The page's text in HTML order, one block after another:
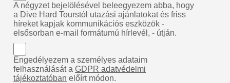
A négyzet bejelölésével beleegyezem abba, hogy
a Dive Hard Tourstól utazási ajánlatokat és friss
híreket kapjak kommunikációs eszközök -
elsősorban e-mail formátumú hírlevél, - útján.
Engedélyezem a személyes adataim
felhasználását aGDPR adatvédelmi
tájékoztatóban előírt módon.